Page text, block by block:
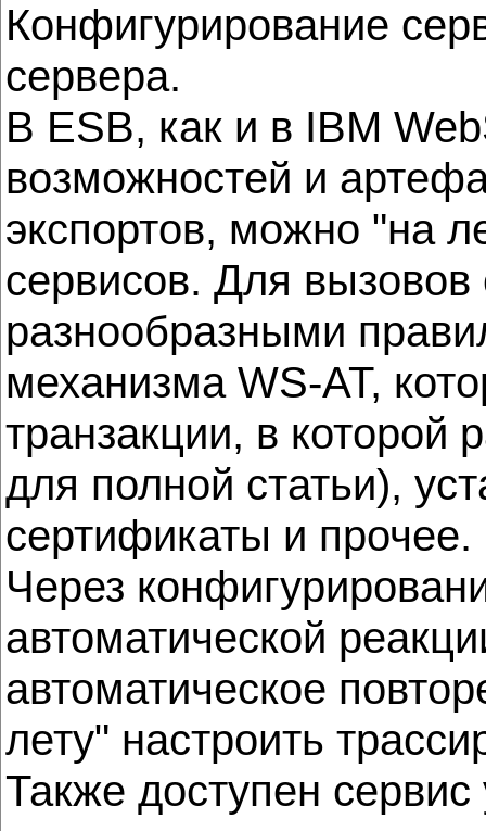
Конфигурирование
сервера.
В ESB, как и в IBM
возможностей и
экспортов, можно "на
сервисов. Для
разнообразными
механизма WS-AT,
транзакции, в которой
для полной статьи),
сертификаты и прочее.
Через
автоматической
автоматическое
лету" настроить
Также доступен